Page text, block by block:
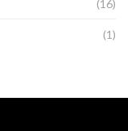
(16)
(1)